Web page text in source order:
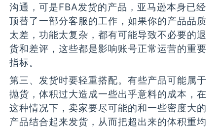
沟通，可是FBA发货的产品，亚马逊本身已经
顶替了一部分客服的工作，如果你的产品品质
太差，功能太复杂，都有可能导致不必要的退
货和差评，这些都是影响账号正常运营的重要
指标。
第三、发货时要轻重搭配。有些产品可能属于
抛货，体积过大造成一些出乎意料的成本，在
这种情况下，卖家要尽可能的和一些密度大的
产品结合起来发货，从而把超出来的体积重均